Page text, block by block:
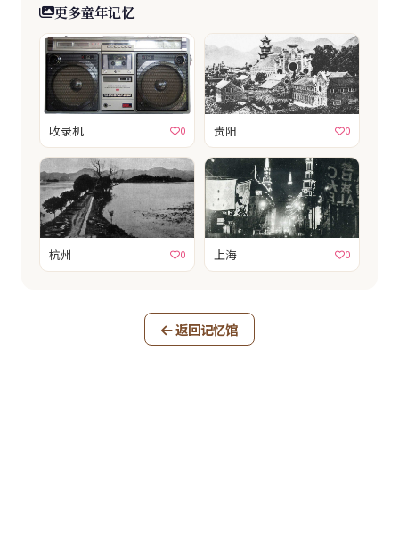
更多童年记忆
收录机 0 贵阳 0
杭州 0 上海 0
返回记忆馆